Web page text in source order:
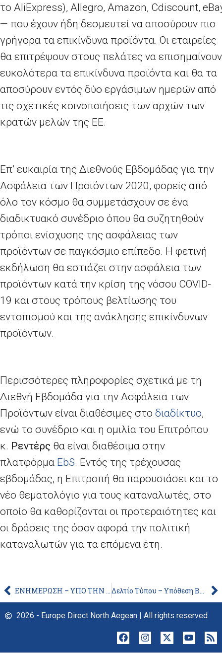
το AliExpress), Allegro, Amazon, Cdiscount,
— που έχουν ήδη δεσμευτεί να αποσύρουν πιο
γρήγορα τα επικίνδυνα προϊόντα. Οι εταιρείες
θα επιτρέψουν στους πελάτες να επισημαίνουν
ευκολότερα τα επικίνδυνα προϊόντα και θα τα
αποσύρουν εντός δύο εργάσιμων ημερών από
τις σχετικές κοινοποιήσεις των αρχών των
κρατών μελών της ΕΕ.
Επ’ ευκαιρία της Διεθνούς Εβδομάδας για την
Ασφάλεια των Προϊόντων 2020, φορείς από
όλο τον κόσμο θα συμμετάσχουν σε ένα
διαδικτυακό συνέδριο όπου θα συζητηθούν
τρόποι ενίσχυσης της ασφάλειας των
προϊόντων σε παγκόσμιο επίπεδο. Η φετινή
εκδήλωση θα εστιάζει στην ασφάλεια των
προϊόντων κατά την κρίση της νόσου COVID-
19 και στους τρόπους βελτίωσης του
εντοπισμού και της ανάκλησης επικίνδυνων
προϊόντων.
Περισσότερες πληροφορίες σχετικά με τη
Διεθνή Εβδομάδα για την Ασφάλεια των
Προϊόντων είναι διαθέσιμες στο διαδίκτυο,
ενώ το συνέδριο και η ομιλία του Επιτρόπου
κ. Ρεντέρς θα είναι διαθέσιμα στην
πλατφόρμα EbS. Εντός της τρέχουσας
εβδομάδας, η Επιτροπή θα παρουσιάσει και το
νέο θεματολόγιο για τους καταναλωτές, στο
οποίο θα καθορίζονται οι προτεραιότητες και
οι δράσεις της όσον αφορά την πολιτική
καταναλωτών για τα επόμενα έτη.
ΕΝΗΜΕΡΩΣΗ – ΥΠΟ ΤΗΝ ΑΙΓΙΔΑ ΤΟΥ ΕΥΡΩΠΑΪΚΟΥ ΚΟΙΝΟΒΟΥΛΙΟΥ Η 5Η ΕΥΡΩ-ΑΡΑΒΙΚΗ ΣΥΝΟΔΟΣ Δελτίο Τύπου – Υπόθεση Boeing στο πλαίσιο του ΠΟΕ: Η ΕΕ θέτει σε εφαρμογή αντίμετρα κατά εξαγωγών των ΗΠΑ
2026 - Europe Direct North Aegean | All rights reserved